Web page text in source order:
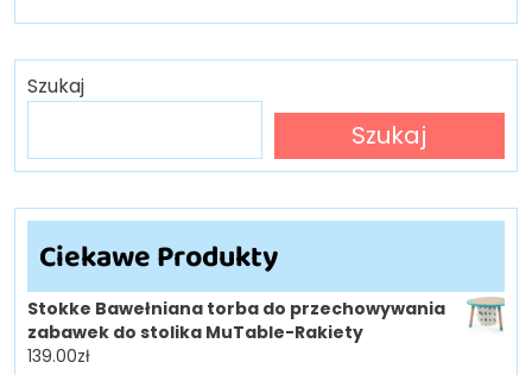
Szukaj
Szukaj
Ciekawe Produkty
Stokke Bawełniana torba do przechowywania
zabawek do stolika MuTable-Rakiety
139.00zł